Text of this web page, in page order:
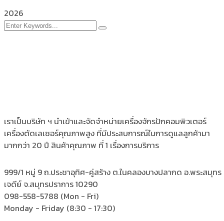
2026
เราเป็นบริษัท ฯ นำเข้าและจัดจำหน่ายเครื่องจักรปักคอมพิวเตอร์
เครื่องตัดเลเซอร์คุณภาพสูง ที่มีประสบการณ์ในการดูแลลูกค้ามา
มากกว่า 20 ปี สินค้าคุณภาพ ที่ 1 เรื่องการบริการ
999/1 หมู่ 9 ถ.ประชาอุทิศ-คู่สร้าง ต.ในคลองบางปลากด อ.พระสมุทร
เจดีย์ จ.สมุทรปราการ 10290
098-558-5788 (Mon - Fri)
Monday - Friday (8:30 - 17:30)